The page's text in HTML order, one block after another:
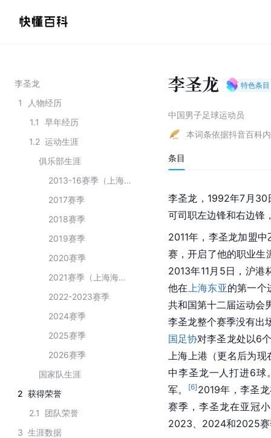
李圣龙
1
人物经历
1.1
早年经历
1.2 运动生涯
俱乐部生涯
2013-16赛季（上海东亚）
2017赛季
2018赛季
2019赛季
2020赛季
2021赛季（上海海港）
2022-2023赛季
2024赛季
2025赛季
2026赛季
国家队生涯
2 获得荣誉
2.1
团队荣誉
3 生涯数据
李圣龙 特色条目
中国男子足球运动员
本词条依据抖音百科
条目
李圣龙，1992年7月30
可司职左边锋和右边锋
2011年，李圣龙加盟中
赛，开启了他的职业生
2013年11月5日，沪港
他在 上海东亚的第一个
共和国第十二届运动会
李圣龙整个赛季没有出
国足协对李圣龙处以6
上海上港（更名后为
中李圣龙一人打进6球
军。
[6] 2019年，李圣
赛季，李圣龙在亚冠
2023、2024和2025赛